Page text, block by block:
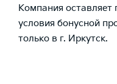
Компания оставляет
условия бонусной
только в г. Иркутск.